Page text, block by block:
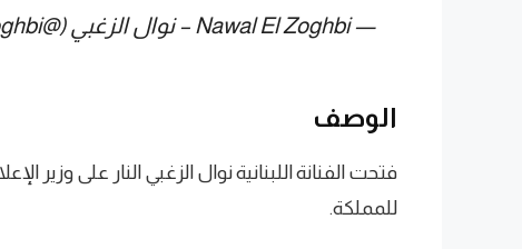
— Nawal El Zoghbi – نوال الزغبي (@NawalElZoghbi)
الوصف
فتحت الفنانة اللبنانية نوال الزغبي النار على وزير
للمملكة.